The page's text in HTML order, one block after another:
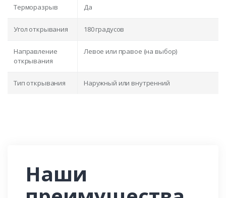
Терморазрыв Да
Угол открывания 180 градусов
Направление
открывания
Левое или правое (на выбор)
Тип открывания Наружный или внутренний
Наши